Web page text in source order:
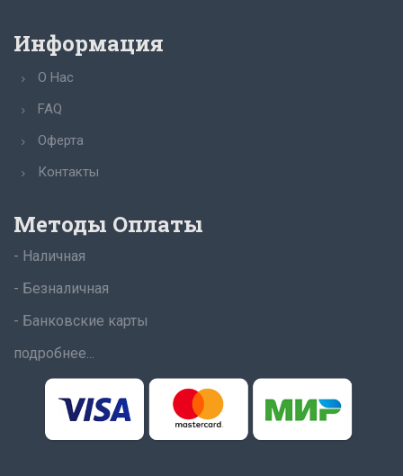
Информация
О Нас
FAQ
Оферта
Контакты
Методы Оплаты
- Наличная
- Безналичная
- Банковские карты
подробнее...